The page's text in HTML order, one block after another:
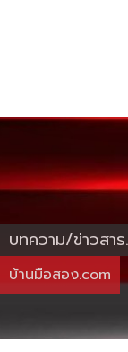
บทความ/ข่าวสาร
บ้านมือสอง.com